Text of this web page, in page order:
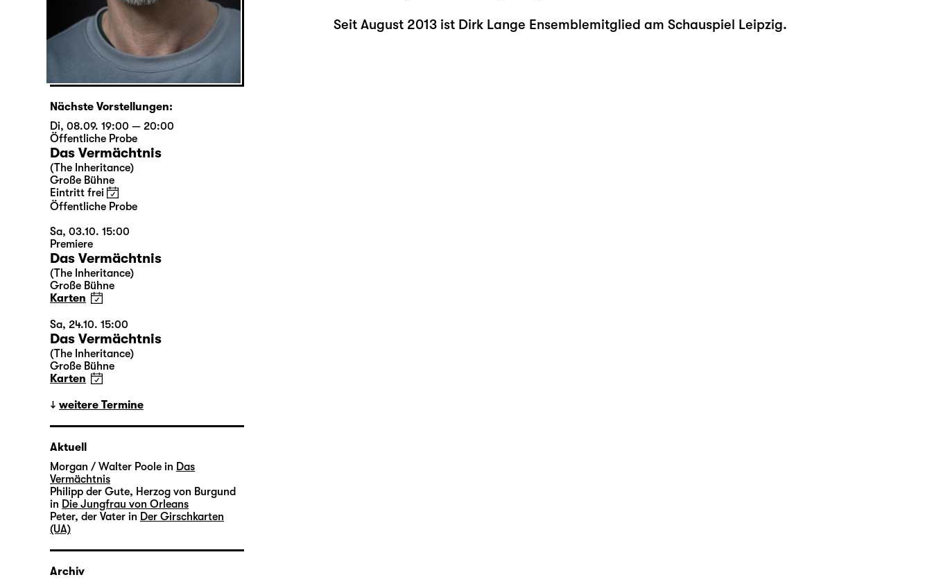
Seit August 2013 ist Dirk Lange Ensemblemitglied am Schauspiel Leipzig.
Nächste Vorstellungen:
Di, 08.09. 19:00 — 20:00
Öffentliche Probe
Das Vermächtnis
(The Inheritance)
Große Bühne
Eintritt frei
Öffentliche Probe
Sa, 03.10. 15:00
Premiere
Das Vermächtnis
(The Inheritance)
Große Bühne
Karten
Sa, 24.10. 15:00
Das Vermächtnis
(The Inheritance)
Große Bühne
Karten
weitere Termine
Aktuell
Morgan / Walter Poole in Das
Vermächtnis
Philipp der Gute, Herzog von Burgund
in Die Jungfrau von Orleans
Peter, der Vater in Der Girschkarten
(UA)
Archiv